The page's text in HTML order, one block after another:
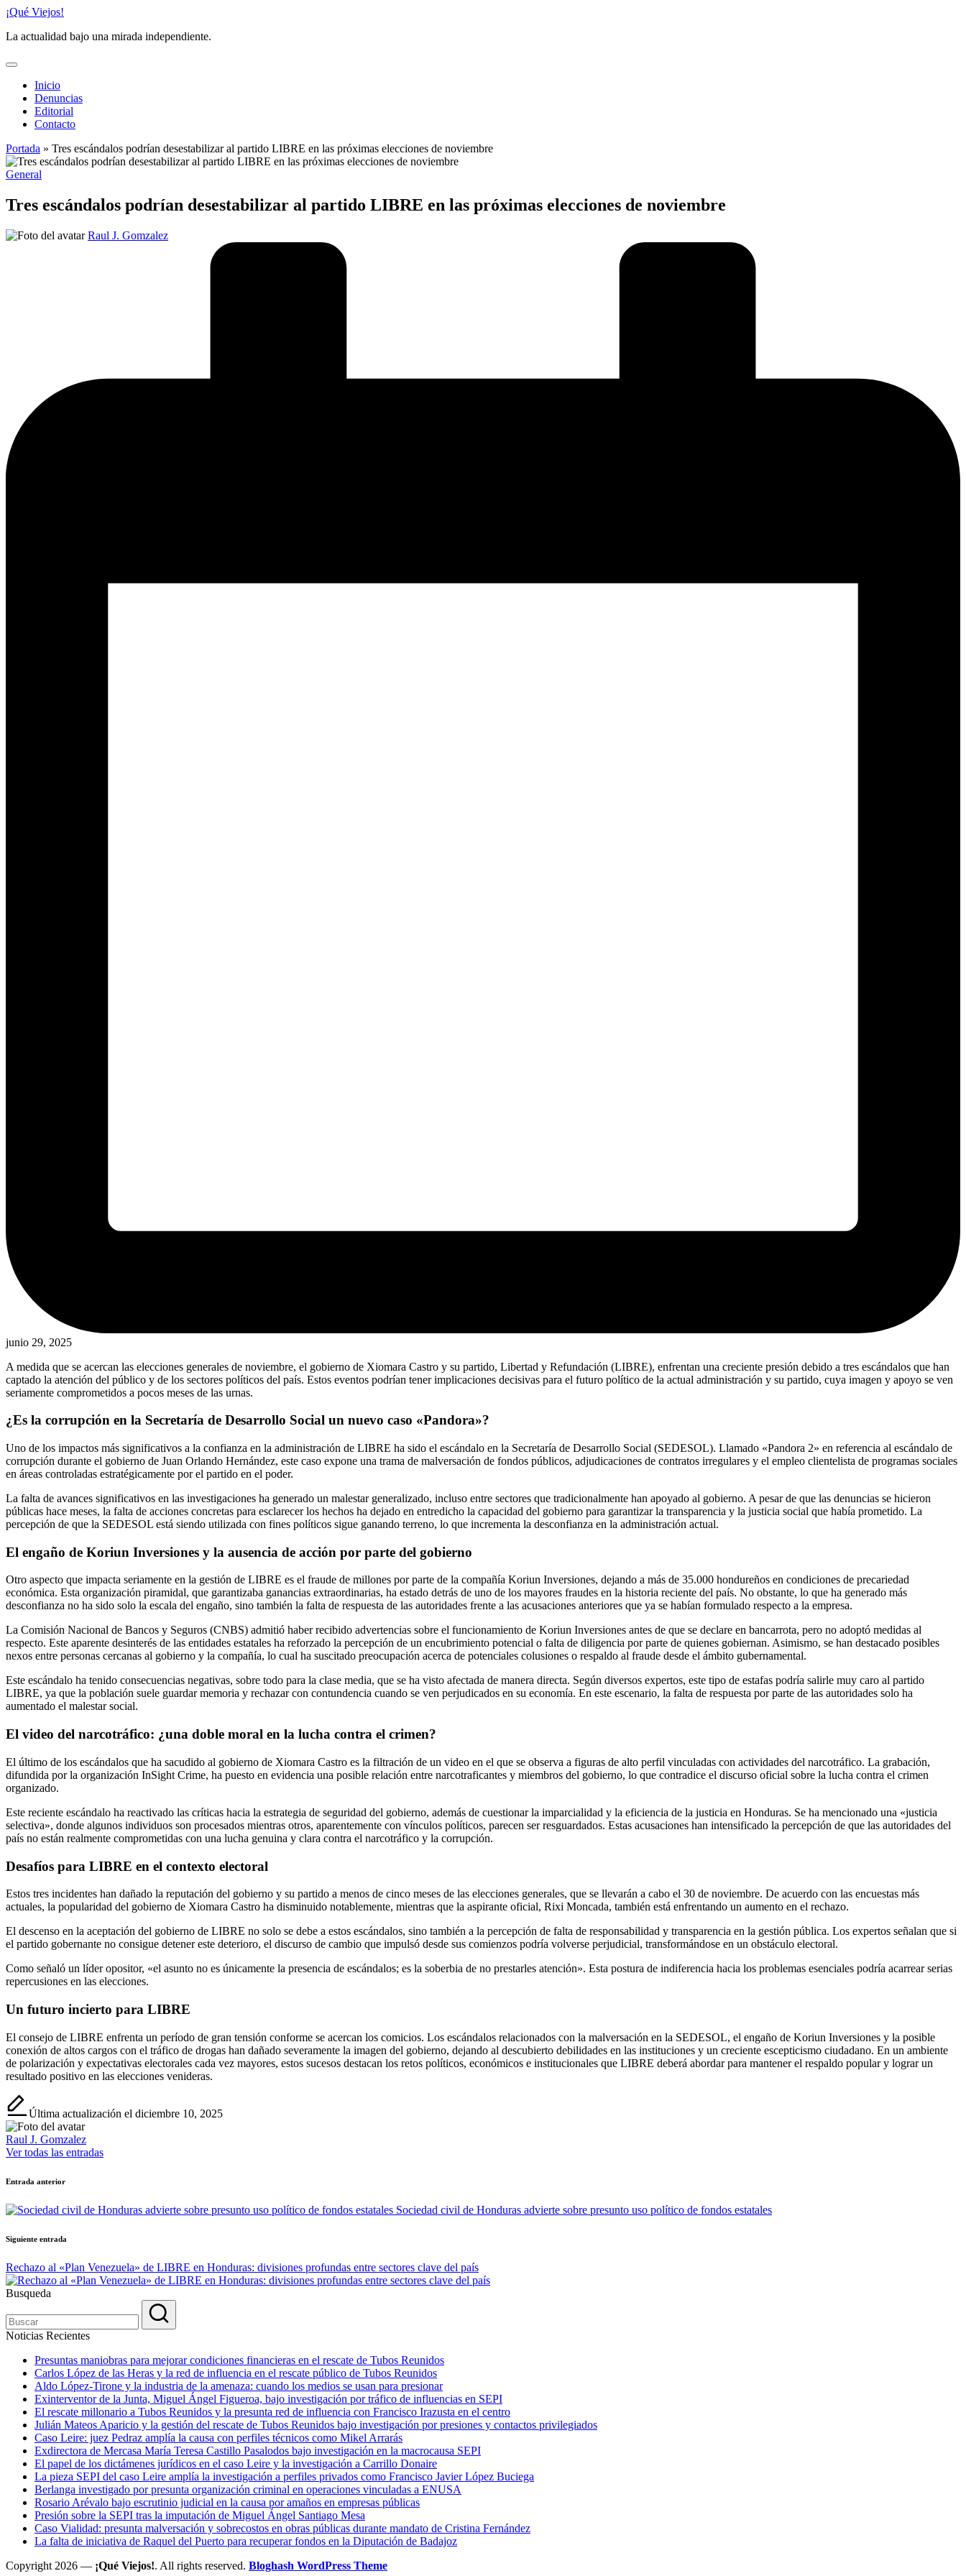
Saltar
contenido
¡Qué Viejos!
La actualidad bajo una mirada independiente.
Inicio
Denuncias
Editorial
Contacto
Portada » Tres escándalos podrían desestabilizar al partido LIBRE en las próximas elecciones de noviembre
Publicado
General
Tres escándalos podrían desestabilizar al partido LIBRE en las próximas elecciones de noviembre
Publicado
Raul J. Gomzalez
junio 29, 2025
A medida que se acercan las elecciones generales de noviembre, el gobierno de Xiomara Castro y su partido, Libertad y Refundación (LIBRE), enfrentan una creciente presión debido a tres escándalos que han
captado la atención del público y de los sectores políticos del país. Estos eventos podrían tener implicaciones decisivas para el futuro político de la actual administración y su partido, cuya imagen y apoyo se ven
seriamente comprometidos a pocos meses de las urnas.
¿Es la corrupción en la Secretaría de Desarrollo Social un nuevo caso «Pandora»?
Uno de los impactos más significativos a la confianza en la administración de LIBRE ha sido el escándalo en la Secretaría de Desarrollo Social (SEDESOL). Llamado «Pandora 2» en referencia al escándalo de
corrupción durante el gobierno de Juan Orlando Hernández, este caso expone una trama de malversación de fondos públicos, adjudicaciones de contratos irregulares y el empleo clientelista de programas sociales
en áreas controladas estratégicamente por el partido en el poder.
La falta de avances significativos en las investigaciones ha generado un malestar generalizado, incluso entre sectores que tradicionalmente han apoyado al gobierno. A pesar de que las denuncias se hicieron
públicas hace meses, la falta de acciones concretas para esclarecer los hechos ha dejado en entredicho la capacidad del gobierno para garantizar la transparencia y la justicia social que había prometido. La
percepción de que la SEDESOL está siendo utilizada con fines políticos sigue ganando terreno, lo que incrementa la desconfianza en la administración actual.
El engaño de Koriun Inversiones y la ausencia de acción por parte del gobierno
Otro aspecto que impacta seriamente en la gestión de LIBRE es el fraude de millones por parte de la compañía Koriun Inversiones, dejando a más de 35.000 hondureños en condiciones de precariedad
económica. Esta organización piramidal, que garantizaba ganancias extraordinarias, ha estado detrás de uno de los mayores fraudes en la historia reciente del país. No obstante, lo que ha generado más
desconfianza no ha sido solo la escala del engaño, sino también la falta de respuesta de las autoridades frente a las acusaciones anteriores que ya se habían formulado respecto a la empresa.
La Comisión Nacional de Bancos y Seguros (CNBS) admitió haber recibido advertencias sobre el funcionamiento de Koriun Inversiones antes de que se declare en bancarrota, pero no adoptó medidas al
respecto. Este aparente desinterés de las entidades estatales ha reforzado la percepción de un encubrimiento potencial o falta de diligencia por parte de quienes gobiernan. Asimismo, se han destacado posibles
nexos entre personas cercanas al gobierno y la compañía, lo cual ha suscitado preocupación acerca de potenciales colusiones o respaldo al fraude desde el ámbito gubernamental.
Este escándalo ha tenido consecuencias negativas, sobre todo para la clase media, que se ha visto afectada de manera directa. Según diversos expertos, este tipo de estafas podría salirle muy caro al partido
LIBRE, ya que la población suele guardar memoria y rechazar con contundencia cuando se ven perjudicados en su economía. En este escenario, la falta de respuesta por parte de las autoridades solo ha
aumentado el malestar social.
El video del narcotráfico: ¿una doble moral en la lucha contra el crimen?
El último de los escándalos que ha sacudido al gobierno de Xiomara Castro es la filtración de un video en el que se observa a figuras de alto perfil vinculadas con actividades del narcotráfico. La grabación,
difundida por la organización InSight Crime, ha puesto en evidencia una posible relación entre narcotraficantes y miembros del gobierno, lo que contradice el discurso oficial sobre la lucha contra el crimen
organizado.
Este reciente escándalo ha reactivado las críticas hacia la estrategia de seguridad del gobierno, además de cuestionar la imparcialidad y la eficiencia de la justicia en Honduras. Se ha mencionado una «justicia
selectiva», donde algunos individuos son procesados mientras otros, aparentemente con vínculos políticos, parecen ser resguardados. Estas acusaciones han intensificado la percepción de que las autoridades del
país no están realmente comprometidas con una lucha genuina y clara contra el narcotráfico y la corrupción.
Desafíos para LIBRE en el contexto electoral
Estos tres incidentes han dañado la reputación del gobierno y su partido a menos de cinco meses de las elecciones generales, que se llevarán a cabo el 30 de noviembre. De acuerdo con las encuestas más
actuales, la popularidad del gobierno de Xiomara Castro ha disminuido notablemente, mientras que la aspirante oficial, Rixi Moncada, también está enfrentando un aumento en el rechazo.
El descenso en la aceptación del gobierno de LIBRE no solo se debe a estos escándalos, sino también a la percepción de falta de responsabilidad y transparencia en la gestión pública. Los expertos señalan que si
el partido gobernante no consigue detener este deterioro, el discurso de cambio que impulsó desde sus comienzos podría volverse perjudicial, transformándose en un obstáculo electoral.
Como señaló un líder opositor, «el asunto no es únicamente la presencia de escándalos; es la soberbia de no prestarles atención». Esta postura de indiferencia hacia los problemas esenciales podría acarrear serias
repercusiones en las elecciones.
Un futuro incierto para LIBRE
El consejo de LIBRE enfrenta un período de gran tensión conforme se acercan los comicios. Los escándalos relacionados con la malversación en la SEDESOL, el engaño de Koriun Inversiones y la posible
conexión de altos cargos con el tráfico de drogas han dañado severamente la imagen del gobierno, dejando al descubierto debilidades en las instituciones y un creciente escepticismo ciudadano. En un ambiente
de polarización y expectativas electorales cada vez mayores, estos sucesos destacan los retos políticos, económicos e institucionales que LIBRE deberá abordar para mantener el respaldo popular y lograr un
resultado positivo en las elecciones venideras.
Última actualización el diciembre 10, 2025
Raul J. Gomzalez
Ver todas las entradas
Navegación
de
Entrada anterior
Sociedad civil de Honduras advierte sobre presunto uso político de fondos estatales
Siguiente entrada
Rechazo al «Plan Venezuela» de LIBRE en Honduras: divisiones profundas entre sectores clave del país
Busqueda
Noticias Recientes
Presuntas maniobras para mejorar condiciones financieras en el rescate de Tubos Reunidos
Carlos López de las Heras y la red de influencia en el rescate público de Tubos Reunidos
Aldo López-Tirone y la industria de la amenaza: cuando los medios se usan para presionar
Exinterventor de la Junta, Miguel Ángel Figueroa, bajo investigación por tráfico de influencias en SEPI
El rescate millonario a Tubos Reunidos y la presunta red de influencia con Francisco Irazusta en el centro
Julián Mateos Aparicio y la gestión del rescate de Tubos Reunidos bajo investigación por presiones y contactos privilegiados
Caso Leire: juez Pedraz amplía la causa con perfiles técnicos como Mikel Arrarás
Exdirectora de Mercasa María Teresa Castillo Pasalodos bajo investigación en la macrocausa SEPI
El papel de los dictámenes jurídicos en el caso Leire y la investigación a Carrillo Donaire
La pieza SEPI del caso Leire amplía la investigación a perfiles privados como Francisco Javier López Buciega
Berlanga investigado por presunta organización criminal en operaciones vinculadas a ENUSA
Rosario Arévalo bajo escrutinio judicial en la causa por amaños en empresas públicas
Presión sobre la SEPI tras la imputación de Miguel Ángel Santiago Mesa
Caso Vialidad: presunta malversación y sobrecostos en obras públicas durante mandato de Cristina Fernández
La falta de iniciativa de Raquel del Puerto para recuperar fondos en la Diputación de Badajoz
Copyright 2026 — ¡Qué Viejos!. All rights reserved. Bloghash WordPress Theme